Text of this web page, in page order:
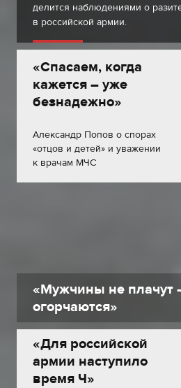
делится наблюдениями о
в российской армии.
Голосуйтеза участников
«Спасаем, когда
кажется – уже
безнадежно»
Александр Попов о спорах
«отцов и детей» и уважении
к врачам МЧС
«Мужчины не плачут
огорчаются»
«Для российской
армии наступило
время Ч»